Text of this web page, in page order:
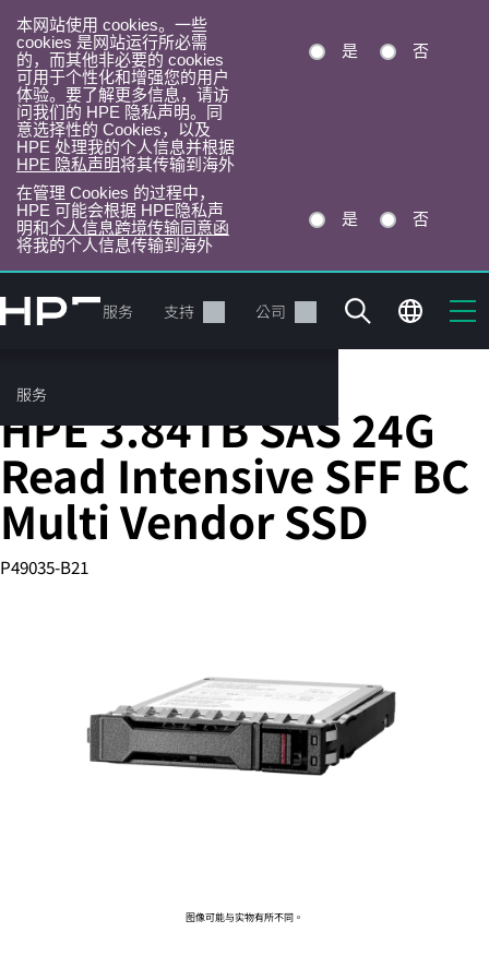
本网站使用 cookies。一些
cookies 是网站运行所必需
的，而其他非必要的 cookies
可用于个性化和增强您的用户
体验。要了解更多信息，请访
问我们的 HPE 隐私声明。同
意选择性的 Cookies，以及
HPE 处理我的个人信息并根据
HPE 隐私声明将其传输到海外
是 否
在管理 Cookies 的过程中，
HPE 可能会根据 HPE隐私声
明和个人信息跨境传输同意函
将我的个人信息传输到海外
是 否
转
到
目
录
产品 服务 支持 公司
服务
您的购物车目前是空的
立即购买
Server Solid State Drives
HPE 3.84TB SAS 24G
Read Intensive SFF BC
Multi Vendor SSD
P49035-B21
图像可能与实物有所不同。